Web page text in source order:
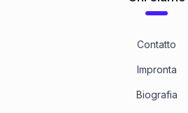
Contatto
Impronta
Biografia